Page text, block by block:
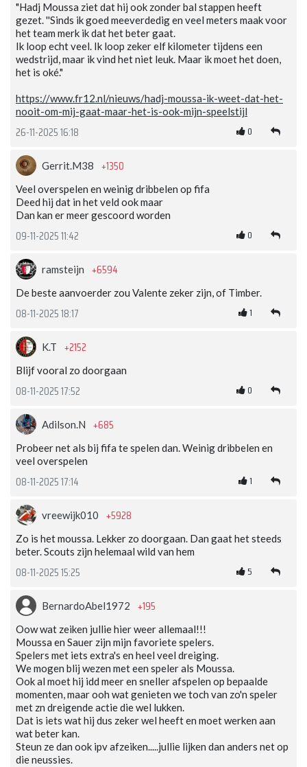
"Hadj Moussa ziet dat hij ook zonder bal stappen heeft
gezet. ''Sinds ik goed meeverdedig en veel meters maak voor
het team merk ik dat het beter gaat.
Ik loop echt veel. Ik loop zeker elf kilometer tijdens een
wedstrijd, maar ik vind het niet leuk. Maar ik moet het doen,
het is oké."
https://www.fr12.nl/nieuws/hadj-moussa-ik-weet-dat-het-
nooit-om-mij-gaat-maar-het-is-ook-mijn-speelstijl
26-11-2025 16:18 0
Gerrit.M38 +1350
Veel overspelen en weinig dribbelen op fifa
Deed hij dat in het veld ook maar
Dan kan er meer gescoord worden
09-11-2025 11:42 0
ramsteijn +6594
De beste aanvoerder zou Valente zeker zijn, of Timber.
08-11-2025 18:17 1
K.T +2152
Blijf vooral zo doorgaan
08-11-2025 17:52 0
Adilson.N +685
Probeer net als bij fifa te spelen dan. Weinig dribbelen en
veel overspelen
08-11-2025 17:14 1
vreewijk010 +5928
Zo is het moussa. Lekker zo doorgaan. Dan gaat het steeds
beter. Scouts zijn helemaal wild van hem
08-11-2025 15:25 5
BernardoAbel1972 +195
Oow wat zeiken jullie hier weer allemaal!!!
Moussa en Sauer zijn mijn favoriete spelers.
Spelers met iets extra's en heel veel dreiging.
We mogen blij wezen met een speler als Moussa.
Ook al moet hij idd meer en sneller afspelen op bepaalde
momenten, maar ooh wat genieten we toch van zo'n speler
met zn dreigende actie die wel lukken.
Dat is iets wat hij dus zeker wel heeft en moet werken aan
wat beter kan.
Steun ze dan ook ipv afzeiken.....jullie lijken dan anders net op
die neussies.